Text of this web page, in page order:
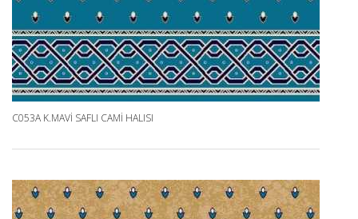
C053A K.MAVI SAFLI CAMI HALISI